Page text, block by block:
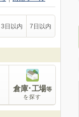
3日以内 7日以内
倉庫･工場等
を探す